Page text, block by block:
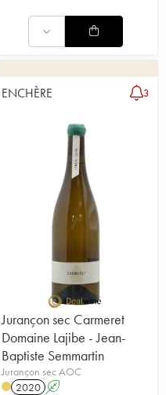
ENCHÈRE 3
Jurançon sec Carmeret
Domaine Lajibe - Jean-
Baptiste Semmartin
Jurançon sec AOC
2020 A